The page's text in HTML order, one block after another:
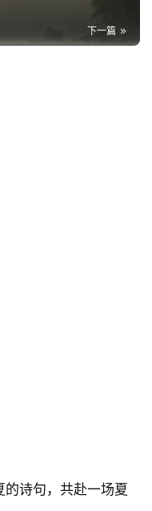
下一篇
的诗句，共赴一场夏